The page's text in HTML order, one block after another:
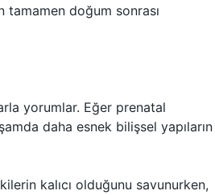
tamamen doğum sonrası
yorumlar. Eğer prenatal
daha esnek bilişsel yapıların
kalıcı olduğunu savunurken,